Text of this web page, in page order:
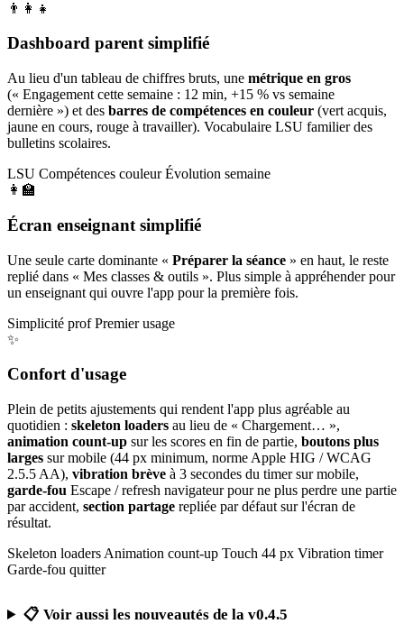
👨‍👩‍👧
Dashboard parent simplifié
Au lieu d'un tableau de chiffres bruts, une métrique en gros
(« Engagement cette semaine : 12 min, +15 % vs semaine
dernière ») et des barres de compétences en couleur (vert acquis,
jaune en cours, rouge à travailler). Vocabulaire LSU familier des
bulletins scolaires.
LSU Compétences couleur Évolution semaine
👩‍🏫
Écran enseignant simplifié
Une seule carte dominante « Préparer la séance » en haut, le reste
replié dans « Mes classes & outils ». Plus simple à appréhender pour
un enseignant qui ouvre l'app pour la première fois.
Simplicité prof Premier usage
✨
Confort d'usage
Plein de petits ajustements qui rendent l'app plus agréable au
quotidien : skeleton loaders au lieu de « Chargement… »,
animation count-up sur les scores en fin de partie, boutons plus
larges sur mobile (44 px minimum, norme Apple HIG / WCAG
2.5.5 AA), vibration brève à 3 secondes du timer sur mobile,
garde-fou Escape / refresh navigateur pour ne plus perdre une partie
par accident, section partage repliée par défaut sur l'écran de
résultat.
Skeleton loaders Animation count-up Touch 44 px Vibration timer
Garde-fou quitter
📋 Voir aussi les nouveautés de la v0.4.5